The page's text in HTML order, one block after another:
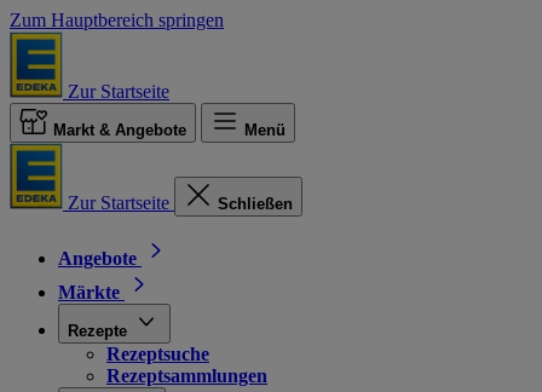
Zum Hauptbereich springen
Zur Startseite
Markt & Angebote Menü
Zur Startseite Schließen
Angebote
Märkte
Rezepte
Rezeptsuche
Rezeptsammlungen